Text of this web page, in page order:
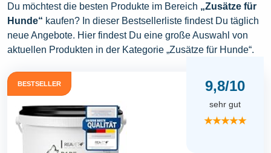
Du möchtest die besten Produkte im Bereich „Zusätze für
Hunde“ kaufen? In dieser Bestsellerliste findest Du täglich
neue Angebote. Hier findest Du eine große Auswahl von
aktuellen Produkten in der Kategorie „Zusätze für Hunde“.
BESTSELLER 9,8/10
sehr gut
★★★★★